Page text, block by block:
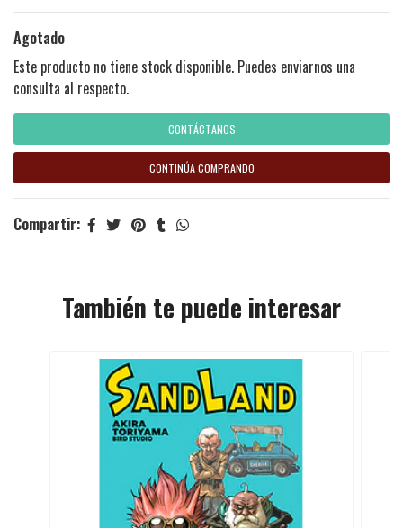
Agotado
Este producto no tiene stock disponible. Puedes enviarnos una
consulta al respecto.
CONTÁCTANOS
CONTINÚA COMPRANDO
Compartir:
También te puede interesar